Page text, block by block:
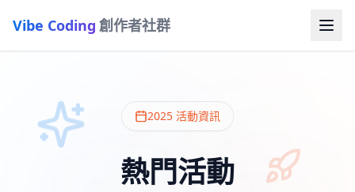
Vibe Coding 創作者社群
2025 活動資訊
熱門活動